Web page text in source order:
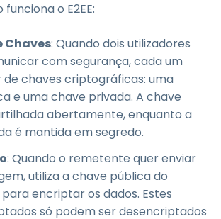
o E2EE:
Chaves: Quando dois utilizadores
com segurança, cada um
chaves criptográficas: uma
e uma chave privada. A chave
abertamente, enquanto a
é mantida em segredo.
: Quando o remetente quer enviar
utiliza a chave pública do
encriptar os dados. Estes
só podem ser desencriptados